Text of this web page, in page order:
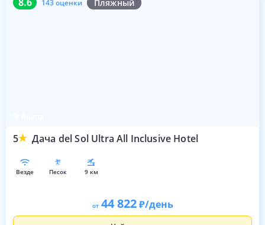
143 оценки Пляжный
5 Дача del Sol Ultra All Inclusive Hotel
везде песок 9 км
от 44 822 /день